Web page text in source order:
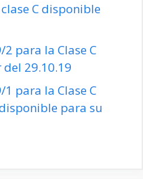
C disponible
para la Clase C
29.10.19
para la Clase C
para su